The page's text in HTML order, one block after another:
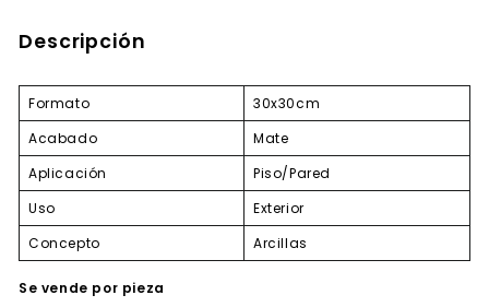
Descripción
Formato
30x30cm
Acabado
Mate
Aplicación
Piso/Pared
Uso
Exterior
Concepto
Arcillas
Se vende por pieza